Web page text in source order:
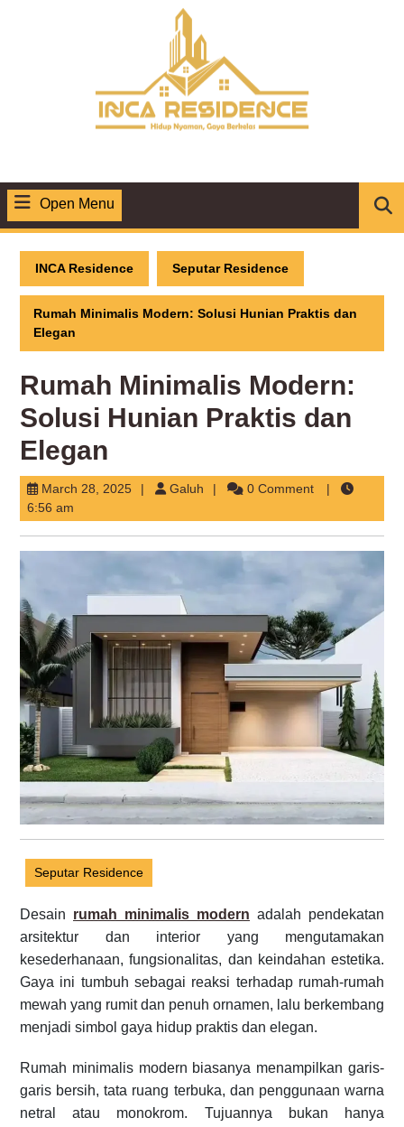
Open Menu
Menu
INCA Residence Seputar Residence
Rumah Minimalis Modern: Solusi Hunian Praktis dan
Elegan
Rumah Minimalis Modern:
Solusi Hunian Praktis dan
Elegan
March 28, 2025March
2025
Galuh Galuh
0 Comment
6:56 am
Seputar Residence
Desain rumah minimalis modern adalah pendekatan
arsitektur dan interior yang mengutamakan
kesederhanaan, fungsionalitas, dan keindahan estetika.
Gaya ini tumbuh sebagai reaksi terhadap rumah-rumah
mewah yang rumit dan penuh ornamen, lalu berkembang
menjadi simbol gaya hidup praktis dan elegan.
Rumah minimalis modern biasanya menampilkan garis-
garis bersih, tata ruang terbuka, dan penggunaan warna
netral atau monokrom. Tujuannya bukan hanya